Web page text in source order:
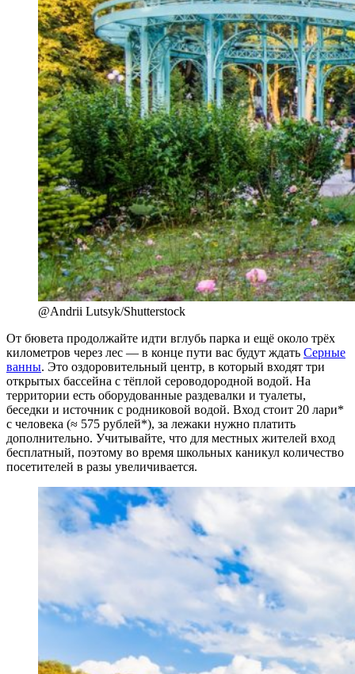
@Andrii Lutsyk/Shutterstock
От бювета продолжайте идти вглубь парка и ещё около трёх
километров через лес — в конце пути вас будут ждать Серные
ванны. Это оздоровительный центр, в который входят три
открытых бассейна с тёплой сероводородной водой. На
территории есть оборудованные раздевалки и туалеты,
беседки и источник с родниковой водой. Вход стоит 20 лари*
с человека (≈ 575 рублей*), за лежаки нужно платить
дополнительно. Учитывайте, что для местных жителей вход
бесплатный, поэтому во время школьных каникул количество
посетителей в разы увеличивается.